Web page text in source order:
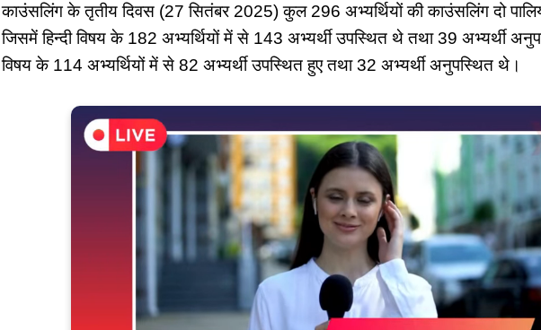
काउंसलिंग के तृतीय दिवस (27 सितंबर 2025) कुल 296 अभ्यर्थियों की काउंसलिंग दो
जिसमें हिन्दी विषय के 182 अभ्यर्थियों में से 143 अभ्यर्थी उपस्थित थे तथा 39 अभ्यर्थी
विषय के 114 अभ्यर्थियों में से 82 अभ्यर्थी उपस्थित हुए तथा 32 अभ्यर्थी अनुपस्थित थे।